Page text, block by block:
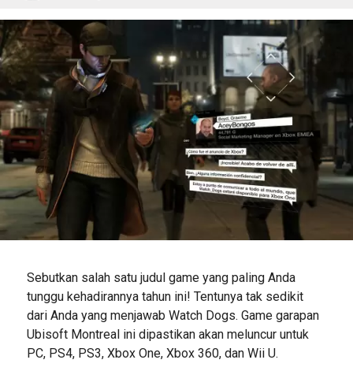
Sebutkan salah satu judul game yang paling Anda
tunggu kehadirannya tahun ini! Tentunya tak sedikit
dari Anda yang menjawab Watch Dogs. Game garapan
Ubisoft Montreal ini dipastikan akan meluncur untuk
PC, PS4, PS3, Xbox One, Xbox 360, dan Wii U.